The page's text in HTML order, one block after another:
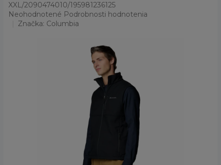
XXL/2090474010/195981236125
Priemerné
hodnotenie
Neohodnotené Podrobnosti hodnotenia
Značka: Columbia